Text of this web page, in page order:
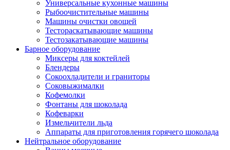
Универсальные кухонные машины
Рыбоочистительные машины
Машины очистки овощей
Тестораскатывающие машины
Тестозакатывающие машины
Барное оборудование
Миксеры для коктейлей
Блендеры
Сокоохладители и граниторы
Соковыжималки
Кофемолки
Фонтаны для шоколада
Кофеварки
Измельчители льда
Аппараты для приготовления горячего шоколада
Нейтральное оборудование